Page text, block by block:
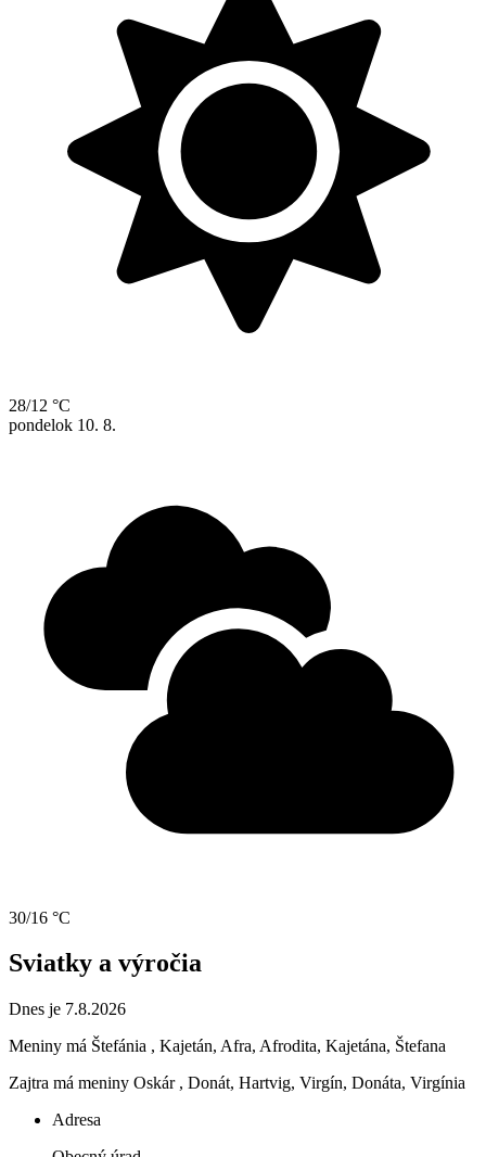
28/12 °C
pondelok 10. 8.
30/16 °C
Sviatky a výročia
Dnes je 7.8.2026
Meniny má Štefánia , Kajetán, Afra, Afrodita, Kajetána, Štefana
Zajtra má meniny Oskár , Donát, Hartvig, Virgín, Donáta, Virgínia
Adresa